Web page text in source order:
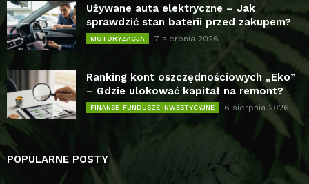
Używane auta elektryczne – Jak
sprawdzić stan baterii przed zakupem?
MOTORYZACJA 7 sierpnia 2026
Ranking kont oszczędnościowych „Eko”
– Gdzie ulokować kapitał na remont?
FINANSE-FUNDUSZE INWESTYCYJNE 6 sierpnia 2026
POPULARNE POSTY